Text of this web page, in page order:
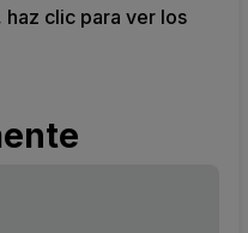
clic para ver los